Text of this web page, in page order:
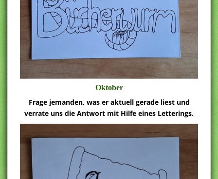
Oktober
Frage jemanden, was er aktuell gerade liest und
verrate uns die Antwort mit Hilfe eines Letterings.